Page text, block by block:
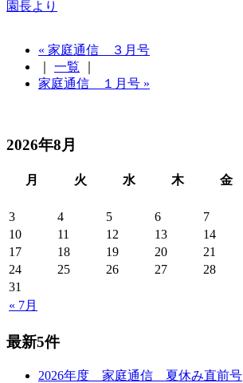
園長より
« 家庭通信 ３月号
一覧
家庭通信 １月号 »
2026年8月
月 火 水 木 金
« 7月
3
4 5 6 7
10
11 12 13 14
17
18 19 20 21
24
25 26 27 28
31
最新5件
2026年度 家庭通信 夏休み直前号